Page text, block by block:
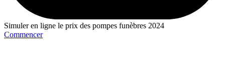
Simuler en ligne le prix des pompes funèbres 2024
Commencer